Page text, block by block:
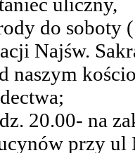
do soboty
Najśw.
naszym
20.00- na
przy